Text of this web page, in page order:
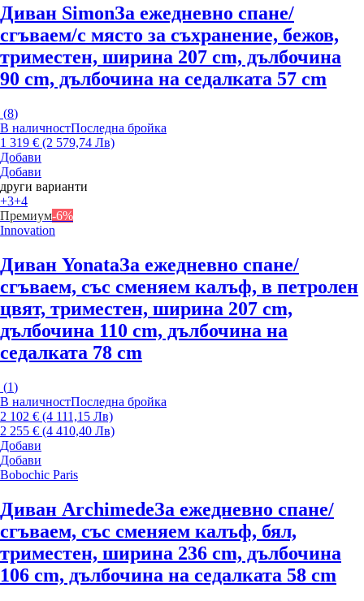
Диван SimonЗа ежедневно спане/
сгъваем/с място за съхранение, бежов,
триместен, ширина 207 cm, дълбочина
90 cm, дълбочина на седалката 57 cm
(8)
В наличностПоследна бройка
1 319 € (2 579,74 Лв)
Добави
Добави
други варианти
+3+4
Премиум-6%
Innovation
Диван YonataЗа ежедневно спане/
сгъваем, със сменяем калъф, в петролен
цвят, триместен, ширина 207 cm,
дълбочина 110 cm, дълбочина на
седалката 78 cm
(1)
В наличностПоследна бройка
2 102 € (4 111,15 Лв)
2 255 € (4 410,40 Лв)
Добави
Добави
Bobochic Paris
Диван ArchimedeЗа ежедневно спане/
сгъваем, със сменяем калъф, бял,
триместен, ширина 236 cm, дълбочина
106 cm, дълбочина на седалката 58 cm